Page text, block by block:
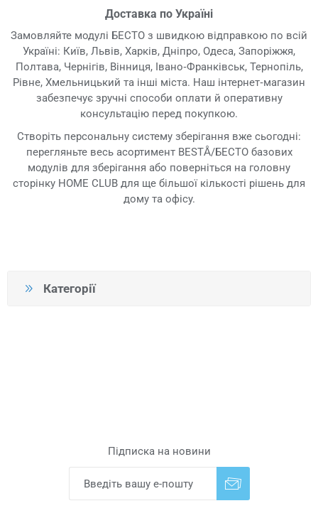
Категорії
Доставка по Україні
Замовляйте модулі БЕСТО з швидкою відправкою по всій
Україні: Київ, Львів, Харків, Дніпро, Одеса, Запоріжжя,
Полтава, Чернігів, Вінниця, Івано‑Франківськ, Тернопіль,
Рівне, Хмельницький та інші міста. Наш інтернет‑магазин
забезпечує зручні способи оплати й оперативну
консультацію перед покупкою.
Створіть персональну систему зберігання вже сьогодні:
перегляньте весь асортимент BESTÅ/БЕСТО базових
модулів для зберігання або поверніться на головну
сторінку HOME CLUB для ще більшої кількості рішень для
дому та офісу.
Підписка на новини